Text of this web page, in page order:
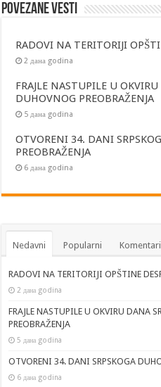
Povezane vesti
RADOVI NA TERITORIJI
2 дана godina
FRAJLE NASTUPILE U
DUHOVNOG PREOBRAŽENJA
5 дана godina
OTVORENI 34. DANI
PREOBRAŽENJA
6 дана godina
Nedavni Popularni Komentari
RADOVI NA TERITORIJI OPŠTINE
2 дана godina
FRAJLE NASTUPILE U OKVIRU DANA
PREOBRAŽENJA
5 дана godina
OTVORENI 34. DANI SRPSKOGA
6 дана godina